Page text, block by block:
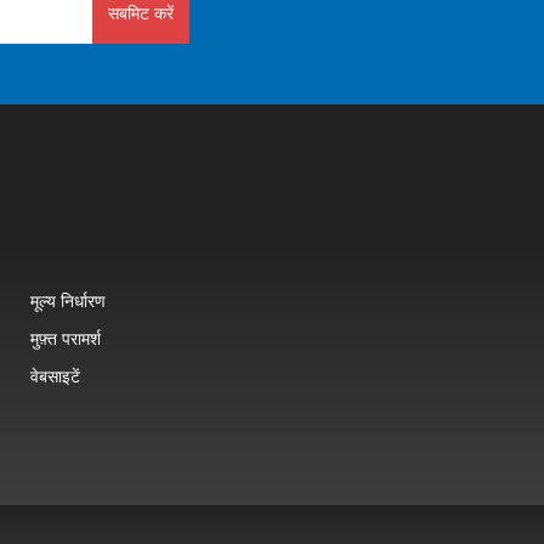
सबमिट करें
मूल्य निर्धारण
मुफ़्त परामर्श
वेबसाइटें